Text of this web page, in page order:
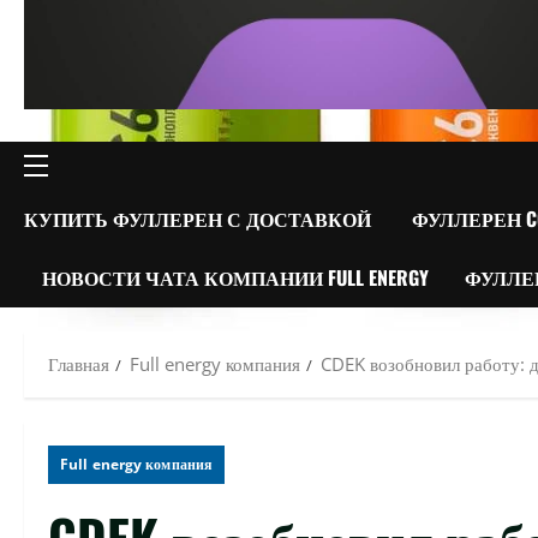
ОСНОВНОЕ
МЕНЮ
КУПИТЬ ФУЛЛЕРЕН С ДОСТАВКОЙ ФУЛЛЕРЕН
НОВОСТИ ЧАТА КОМПАНИИ FULL ENERGY
Главная Full energy компания CDEK возобновил работу:
Full energy компания